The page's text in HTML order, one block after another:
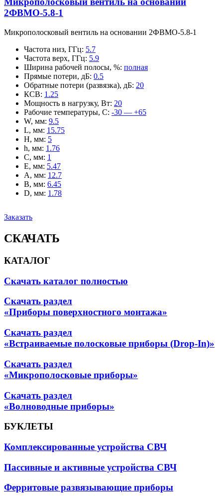
2ФВМO-5.8-1
Микрополосковый вентиль на основании 2ФВМO-5.8-1
Частота низ, ГГц: 5.7
Частота верх, ГГц: 5.9
Ширина рабочей полосы, %: полная
Прямые потери, дБ: 0.5
Обратные потери (развязка), дБ: 20
КСВ: 1.25
Мощность в нагрузку, Вт: 20
Рабочие температуры, С: -30 — +65
W, мм: 9.5
L, мм: 15.75
H, мм: 5
h, мм: 1.76
C, мм: 1
E, мм: 5.47
A, мм: 12.7
B, мм: 6.45
D, мм: 1.78
Заказать
СКАЧАТЬ
КАТАЛОГ
Скачать каталог полностью
Скачать раздел
«Приборы поверхностного монтажа»
Скачать раздел
«Встраиваемые полосковые приборы (Drop-In)»
Скачать раздел
«Микрополосковые приборы»
Скачать раздел
«Волноводные приборы»
БУКЛЕТЫ
Комплексированные устройства СВЧ
Пассивные и активные устройства СВЧ
Ферритовые развязывающие приборы